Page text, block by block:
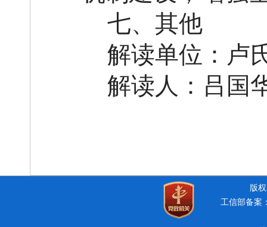
七、其他
解读单位：卢
解读人：吕国
版
工信部备案